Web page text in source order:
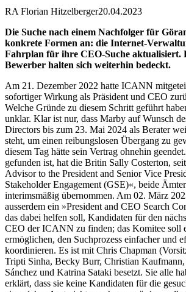
RA Florian Hitzelberger20.04.2023
Die Suche nach einem Nachfolger für
konkrete Formen an: die Internet-
Fahrplan für ihre CEO-Suche aktualisiert.
Bewerber halten sich weiterhin bedeckt.
Am 21. Dezember 2022 hatte ICANN
sofortiger Wirkung als Präsident und CEO
Welche Gründe zu diesem Schritt geführt
unklar. Klar ist nur, dass Marby auf Wunsch
Directors bis zum 23. Mai 2024 als Berater
steht, um einen reibungslosen Übergang zu
diesem Tag hätte sein Vertrag ohnehin
gefunden ist, hat die Britin Sally Costerton,
Advisor to the President and Senior Vice
Stakeholder Engagement (GSE)«, beide
interimsmäßig übernommen. Am 02. März
ausserdem ein »President and CEO Search
das dabei helfen soll, Kandidaten für den
CEO der ICANN zu finden; das Komitee soll
ermöglichen, den Suchprozess einfacher und
koordinieren. Es ist mit Chris Chapman
Tripti Sinha, Becky Burr, Christian
Sánchez und Katrina Sataki besetzt. Sie alle
erklärt, dass sie keine Kandidaten für die